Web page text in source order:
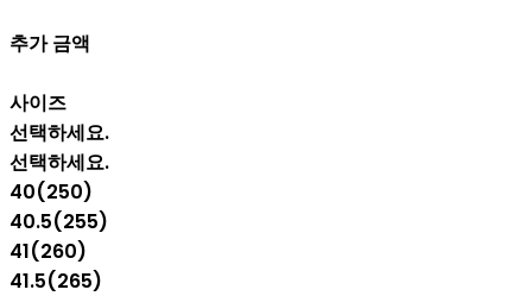
추가 금액
사이즈
선택하세요.
선택하세요.
40(250)
40.5(255)
41(260)
41.5(265)